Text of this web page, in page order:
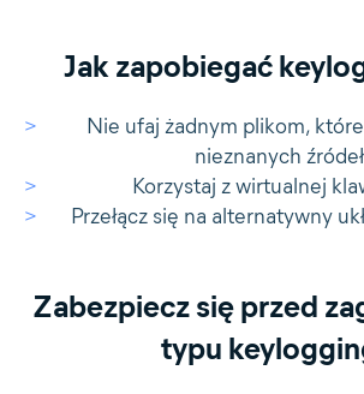
Jak zapobiegać
Nie ufaj żadnym plikom,
nieznanych źródeł
Korzystaj z wirtualnej
Przełącz się na alternatywny
Zabezpiecz się przed
typu